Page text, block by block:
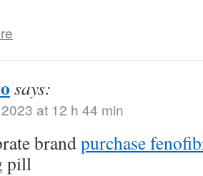
says:
at 12 h 44 min
brandpurchase
pill